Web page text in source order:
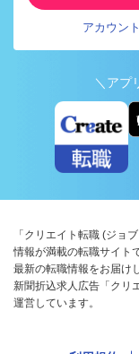
アカウン
＼アプ
「クリエイト転職 (ジョ
情報が満載の転職サイト
最新の転職情報をお届け
新聞折込求人広告「クリ
運営しています。